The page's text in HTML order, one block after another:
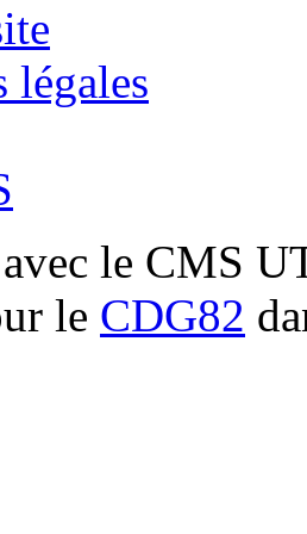
légales
avec le CMS
le CDG82